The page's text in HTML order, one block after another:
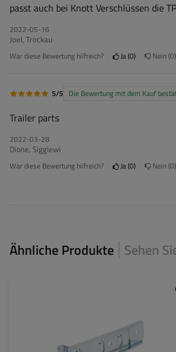
passt auch bei Knott Verschlüssen die
2022-05-16
Joel, Trockau
War diese Bewertung hilfreich? Ja 0 Nein 0
5/5 Die Bewertung mit dem Kauf
Trailer parts
2022-03-28
Dione, Siggiewi
War diese Bewertung hilfreich? Ja 0 Nein 0
Ähnliche Produkte Sehen